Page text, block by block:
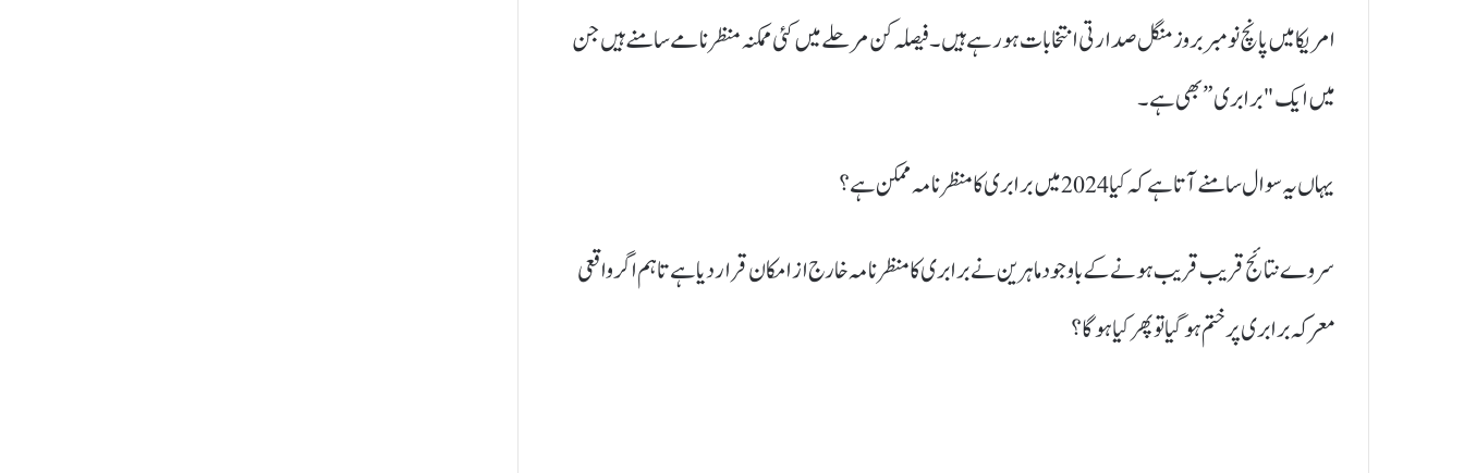
امریکا میں پانچ نومبر بروز منگل صدارتی انتخابات ہو رہے ہیں۔ فیصلہ کن مرحلے میں کئی ممکنہ منظر نامے سامنے ہیں جن
میں ایک "برابری” بھی ہے۔
یہاں یہ سوال سامنے آتا ہے کہ کیا 2024 میں برابری کا منظر نامہ ممکن ہے ؟
سروے نتائج قریب قریب ہونے کے باوجود ماہرین نے برابری کا منظر نامہ خارج از امکان قرار دیا ہے تاہم اگر واقعی
معرکہ برابری پر ختم ہو گیا تو پھر کیا ہو گا ؟